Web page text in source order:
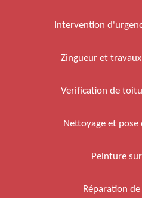
Intervention
Zingueur et
Verification de
Nettoyage et
Peinture
Réparation